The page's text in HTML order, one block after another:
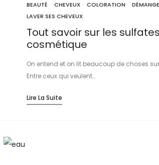
BEAUTÉ
CHEVEUX COLORATION
LAVER SES CHEVEUX
Tout savoir sur les
cosmétique
On entend et on lit beaucoup de choses
Entre ceux qui veulent…
Lire La Suite